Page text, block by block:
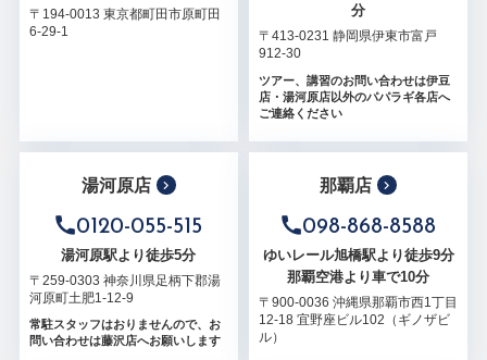
〒194-0013 東京都町田市原町田
6-29-1
分
〒413-0231 静岡県伊東市富戸
912-30
ツアー、講習のお問い合わせは伊豆
店・湯河原店以外のパパラギ各店へ
ご連絡ください
湯河原店
0120-055-515
湯河原駅より徒歩5分
〒259-0303 神奈川県足柄下郡湯
河原町土肥1-12-9
常駐スタッフはおりませんので、お
問い合わせは藤沢店へお願いします
那覇店
098-868-8588
ゆいレール旭橋駅より徒歩9分
那覇空港より車で10分
〒900-0036 沖縄県那覇市西1丁目
12-18 宜野座ビル102（ギノザビ
ル）